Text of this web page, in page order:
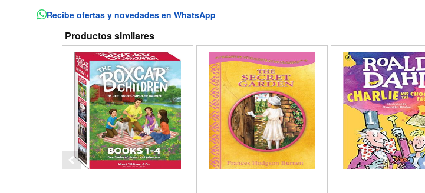
Recibe ofertas y novedades en WhatsApp
Productos similares